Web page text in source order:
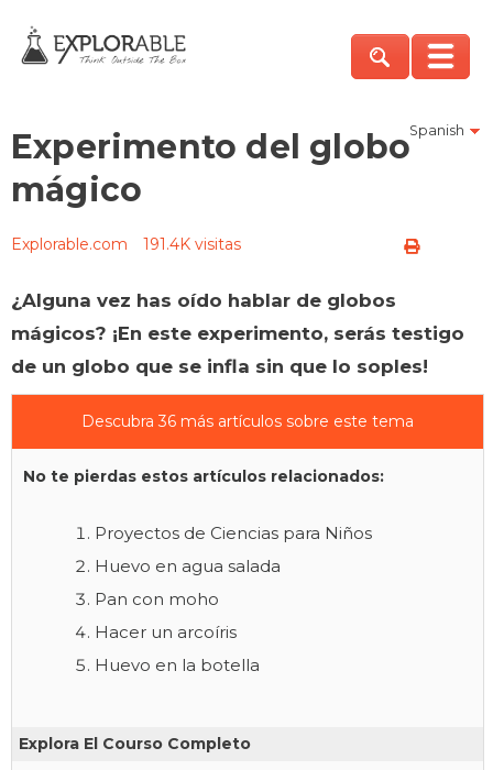
Spanish
Experimento del globo
mágico
Explorable.com 191.4K visitas
¿Alguna vez has oído hablar de globos
mágicos? ¡En este experimento, serás testigo
de un globo que se infla sin que lo soples!
Descubra 36 más artículos sobre este tema
No te pierdas estos artículos relacionados:
Proyectos de Ciencias para Niños
Huevo en agua salada
Pan con moho
Hacer un arcoíris
Huevo en la botella
Explora El Courso Completo